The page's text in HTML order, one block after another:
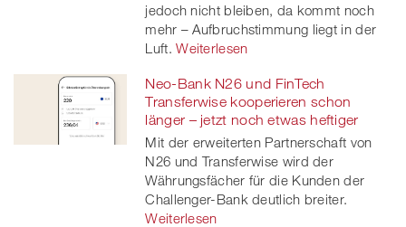
jedoch nicht bleiben, da kommt noch
mehr – Aufbruchstimmung liegt in der
Luft. Weiterlesen
Neo-Bank N26 und FinTech
Transferwise kooperieren schon
länger – jetzt noch etwas heftiger
Mit der erweiterten Partnerschaft von
N26 und Transferwise wird der
Währungsfächer für die Kunden der
Challenger-Bank deutlich breiter.
Weiterlesen